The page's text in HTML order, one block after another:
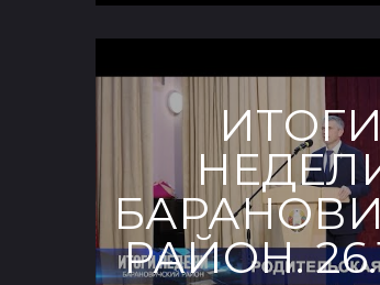
ИТОГИ
РАЙОН.